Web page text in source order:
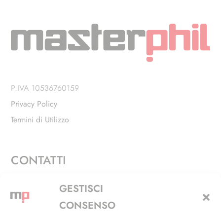
GESTISCI
CONSENSO
P.IVA 10536760159
Privacy Policy
Termini di Utilizzo
CONTATTI
Via Alfieri, 27 - Trezzano Sul Naviglio (MI)
+39 02 4846 3155